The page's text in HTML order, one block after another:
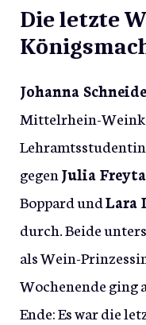
Die letzte
Johanna
Mittelrhein-
Lehramtsstudentin
gegen Julia
Boppard undLara
durch. Beide
als Wein-
Wochenende ging
Ende: Es war die